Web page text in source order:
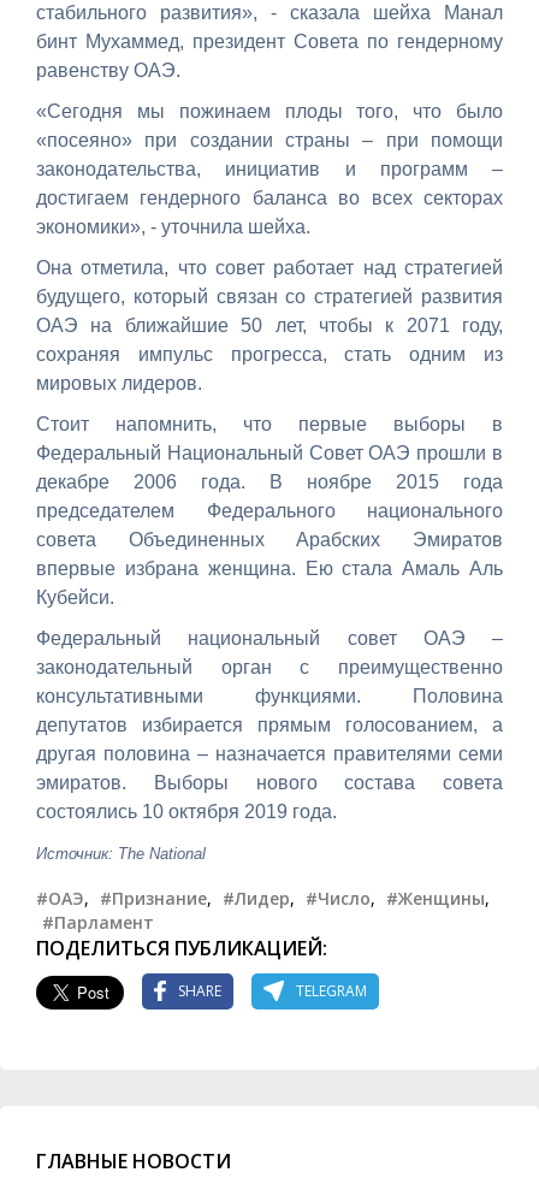
стабильного развития», - сказала шейха Манал
бинт Мухаммед, президент Совета по гендерному
равенству ОАЭ.
«Сегодня мы пожинаем плоды того, что было
«посеяно» при создании страны – при помощи
законодательства, инициатив и программ –
достигаем гендерного баланса во всех секторах
экономики», - уточнила шейха.
Она отметила, что совет работает над стратегией
будущего, который связан со стратегией развития
ОАЭ на ближайшие 50 лет, чтобы к 2071 году,
сохраняя импульс прогресса, стать одним из
мировых лидеров.
Стоит напомнить, что первые выборы в
Федеральный Национальный Совет ОАЭ прошли в
декабре 2006 года. В ноябре 2015 года
председателем Федерального национального
совета Объединенных Арабских Эмиратов
впервые избрана женщина. Ею стала Амаль Аль
Кубейси.
Федеральный национальный совет ОАЭ –
законодательный орган с преимущественно
консультативными функциями. Половина
депутатов избирается прямым голосованием, а
другая половина – назначается правителями семи
эмиратов. Выборы нового состава совета
состоялись 10 октября 2019 года.
Источник: The National
#ОАЭ, #Признание, #Лидер, #Число, #Женщины,
#Парламент
ПОДЕЛИТЬСЯ ПУБЛИКАЦИЕЙ:
SHARE TELEGRAM
ГЛАВНЫЕ НОВОСТИ